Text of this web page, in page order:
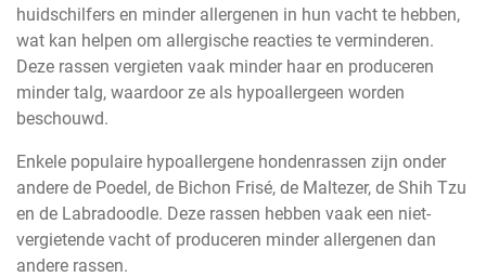
huidschilfers en minder allergenen in hun vacht te hebben,
wat kan helpen om allergische reacties te verminderen.
Deze rassen vergieten vaak minder haar en produceren
minder talg, waardoor ze als hypoallergeen worden
beschouwd.
Enkele populaire hypoallergene hondenrassen zijn onder
andere de Poedel, de Bichon Frisé, de Maltezer, de Shih Tzu
en de Labradoodle. Deze rassen hebben vaak een niet-
vergietende vacht of produceren minder allergenen dan
andere rassen.